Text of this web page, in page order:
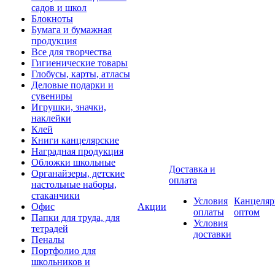
садов и школ
Блокноты
Бумага и бумажная
продукция
Все для творчества
Гигиенические товары
Глобусы, карты, атласы
Деловые подарки и
сувениры
Игрушки, значки,
наклейки
Клей
Книги канцелярские
Наградная продукция
Обложки школьные
Органайзеры, детские
настольные наборы,
стаканчики
Офис
Папки для труда, для
тетрадей
Пеналы
Портфолио для
школьников и
Акции
Доставка и
оплата
Условия
оплаты
Условия
доставки
оптом